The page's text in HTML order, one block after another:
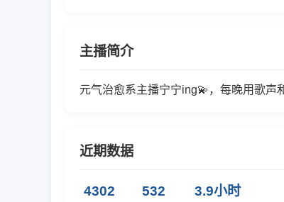
主播简介
元气治愈系主播宁宁ing💫，每晚用歌声
近期数据
4302 532 3.9小时